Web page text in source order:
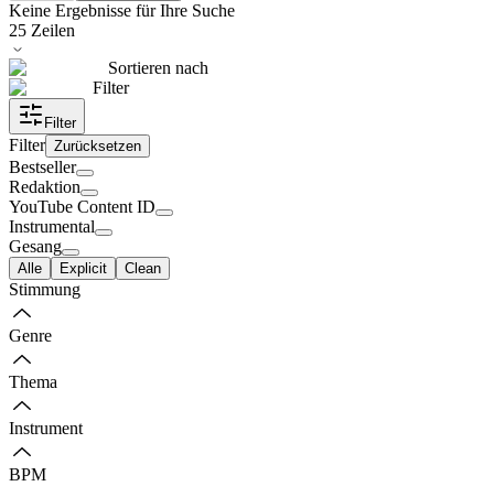
Keine Ergebnisse für Ihre Suche
25 Zeilen
Sortieren nach
Filter
Filter
Filter Zurücksetzen
Bestseller
Redaktion
YouTube Content ID
Instrumental
Gesang
Alle Explicit Clean
Stimmung
Genre
Thema
Instrument
BPM